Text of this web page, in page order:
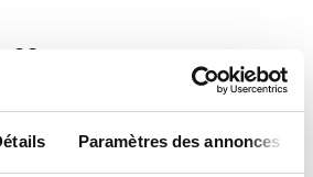
Paramètres des annonces